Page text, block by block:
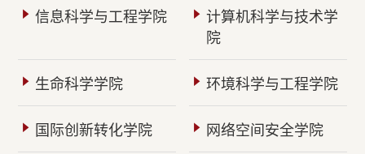
信息科学与工程学院
计算机科学与技术学
院
生命科学学院 环境科学与工程学院
国际创新转化学院 网络空间安全学院